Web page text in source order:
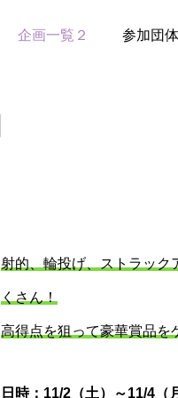
企画一覧２ 参加団体
射的、輪投げ、ストラック
くさん！
高得点を狙って豪華賞品を
日時：11/2（土）～11/4